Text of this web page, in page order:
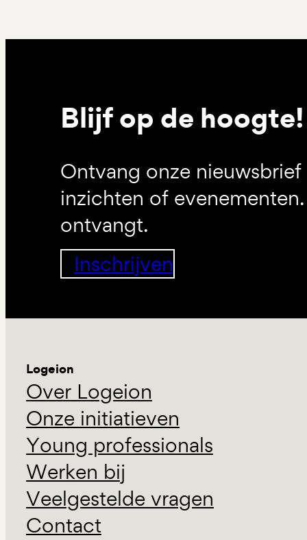
Blijf op de hoogte!
Ontvang onze
inzichten of
ontvangt.
Inschrijven
Logeion
Over Logeion
Onze initiatieven
Young professionals
Werken bij
Veelgestelde vragen
Contact